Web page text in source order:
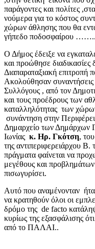
παράγοντες και πολίτες
νούμερα για το κόστος
χώρων άθλησης που θα
γήπεδο ποδοσφαίρου ……..
Ο Δήμος έδειξε να
και προώθησε διαδικασίες
Διαπαραταξιακή επιτροπή
Ακολούθησαν συναντήσεις
Συλλόγους , από τον
και τους προέδρους των
καταλληλότητας των
συνάντηση στην
Δημαρχείο των Δημάρχων
Ιωνίας κ. Ηρ. Γκότση,
της αντιπεριφερειάρχου Β.
πράγματα φαίνεται να
μεγέθους και
πισωγυρίσει.
Αυτό που αναμένονταν
να κρατηθούν όλοι οι
δρόμο της de facto
κυρίως της εξασφάλισης
από